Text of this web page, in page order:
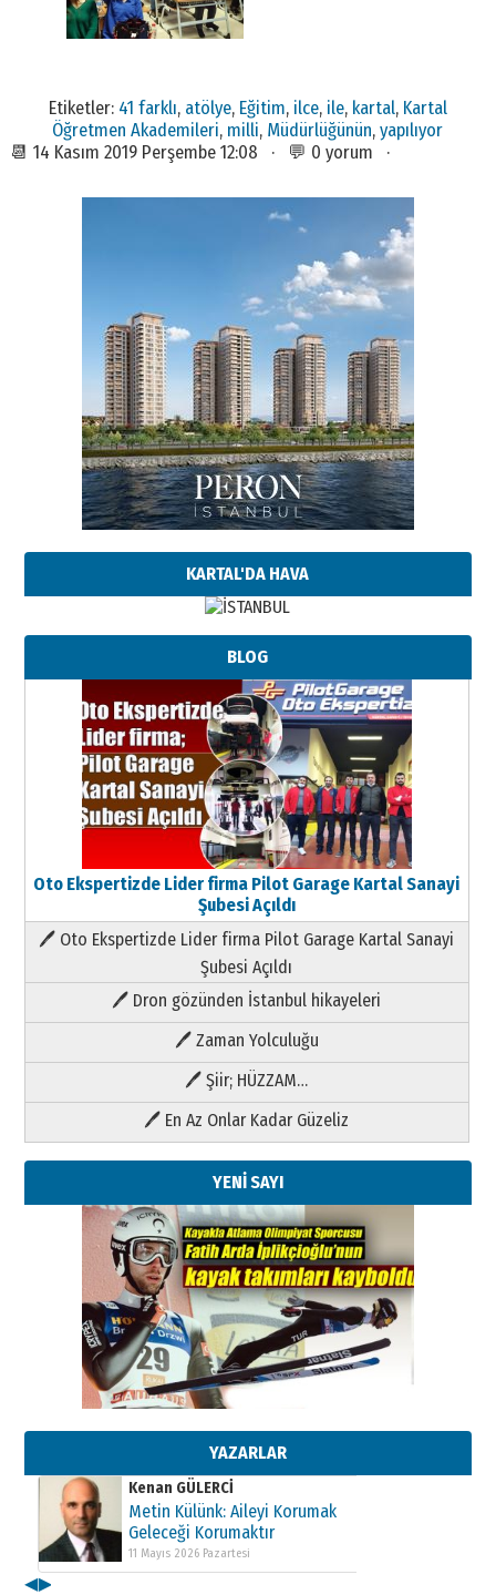
Etiketler: 41 farklı, atölye, Eğitim, ilce, ile, kartal, Kartal
Öğretmen Akademileri, milli, Müdürlüğünün,yapılıyor
📆 14 Kasım 2019 Perşembe 12:08 · 💬 0 yorum ·
KARTAL'DA HAVA
BLOG
Oto Ekspertizde Lider firma Pilot Garage Kartal Sanayi
Şubesi Açıldı
🖊 Oto Ekspertizde Lider firma Pilot Garage Kartal Sanayi
Şubesi Açıldı
🖊 Dron gözünden İstanbul hikayeleri
🖊 Zaman Yolculuğu
🖊 Şiir; HÜZZAM…
🖊 En Az Onlar Kadar Güzeliz
YENİ SAYI
YAZARLAR
Kenan GÜLERCİ
Metin Külünk: Aileyi Korumak
11 Mayıs 2026 Pazartesi
Kenan GÜLERCİ
Metin Külünk: Aileyi Korumak
Geleceği Korumaktır
11 Mayıs 2026 Pazartesi
◀▶